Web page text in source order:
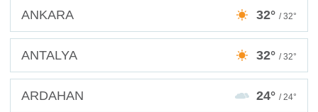
ANKARA 32° / 32°
ANTALYA 32° / 32°
ARDAHAN 24° / 24°